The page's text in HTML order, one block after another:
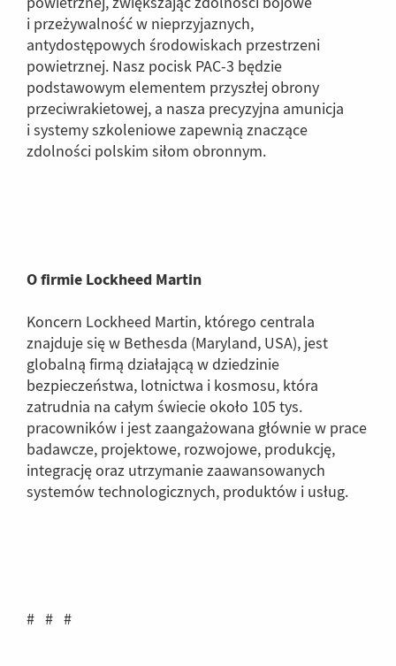
i przeżywalność w nieprzyjaznych,
antydostępowych środowiskach przestrzeni
powietrznej. Nasz pocisk PAC-3 będzie
podstawowym elementem przyszłej obrony
przeciwrakietowej, a nasza precyzyjna amunicja
i systemy szkoleniowe zapewnią znaczące
zdolności polskim siłom obronnym.
O firmie Lockheed Martin
Koncern Lockheed Martin, którego centrala
znajduje się w Bethesda (Maryland, USA), jest
globalną firmą działającą w dziedzinie
bezpieczeństwa, lotnictwa i kosmosu, która
zatrudnia na całym świecie około 105 tys.
pracowników i jest zaangażowana głównie w prace
badawcze, projektowe, rozwojowe, produkcję,
integrację oraz utrzymanie zaawansowanych
systemów technologicznych, produktów i usług.
# # #